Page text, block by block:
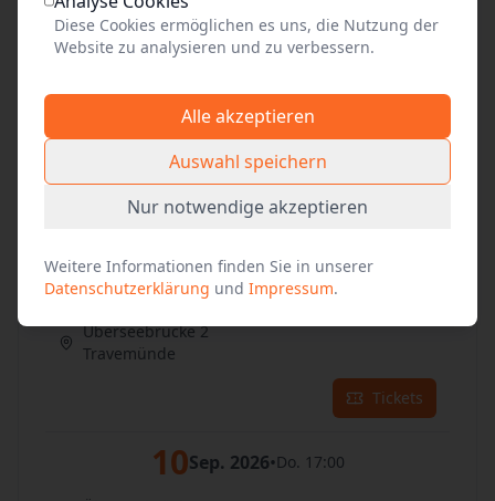
Tickets
08Sep. 2026•Di. 17:00
Überseebrücke 2
09Sep. 2026•Mi. 17:00
Überseebrücke 2
Travemünde
Tickets
10Sep. 2026•Do. 17:00
Diese Cookies ermöglichen es uns, die Nutzung der
Website zu analysieren und zu verbessern.
Alle akzeptieren
Auswahl speichern
Nur notwendige akzeptieren
Weitere Informationen finden Sie in unserer
Datenschutzerklärung und Impressum.